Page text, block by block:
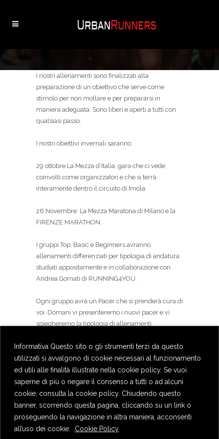
Informativa Questo sito o gli strumenti terzi da questo
utilizzati si avvalgono di cookie necessari al funzionamento
ed utili alle finalità illustrate nella cookie policy. Se vuoi
saperne di più o negare il consenso a tutti o ad alcuni
cookie, consulta la cookie policy. Chiudendo questo
banner, scorrendo questa pagina, cliccando su un link o
proseguendo la navigazione in altra maniera, acconsenti
all’uso dei cookie.
Cookie Policy
I nostri allenamenti sono finalizzati alla
preparazione di un obiettivo che serve come
stimolo per non mollare e per prepararsi in
maniera adeguata. Sono liberi e aperti a tutti con
qualsiasi passo.
I nostri obiettivi invernali saranno:
29 ottobre La Mezza d’Italia, gara che ci vede
coinvolti come organizzatori e che si terrà
interamente dentro il circuito di Imola.
26 Novembre: La Mezza Maratona di Milano e la
FIRENZE MARATHON.
I gruppi Top, Basic e Beginners avranno
allenamenti differenziati per tipologia di andatura
studiati appositamente e in collaborazione con
Andrea Gornati di RUNNING4YOU.
Ogni gruppo avrà un Pacer che si prenderà cura di
voi. Domani vi presenteremo i nuovi pacer e vi
spiegheremo la tipologia di allenamenti.
Ci fermiamo dopo per un boccone insieme allo
Spin Shot . Fateci sapere se vi fermate.
Vi aspettiamo numerosi come sempre.
Privacy Policy